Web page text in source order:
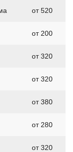
от 520
от 200
от 320
от 320
от 380
от 280
от 320